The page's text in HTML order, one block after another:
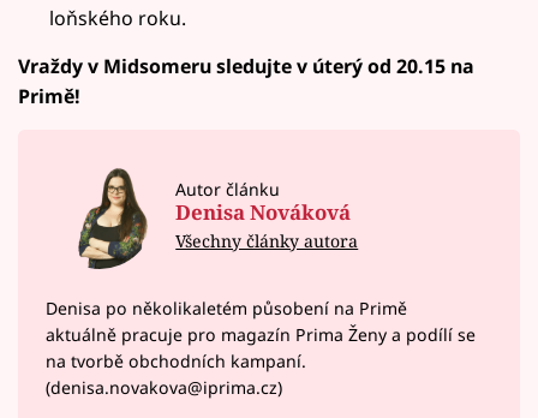
loňského roku.
Vraždy v Midsomeru sledujte v úterý od 20.15 na
Primě!
Autor článku
Denisa Nováková
Všechny články autora
Denisa po několikaletém působení na Primě
aktuálně pracuje pro magazín Prima Ženy a podílí se
na tvorbě obchodních kampaní.
(denisa.novakova@iprima.cz)